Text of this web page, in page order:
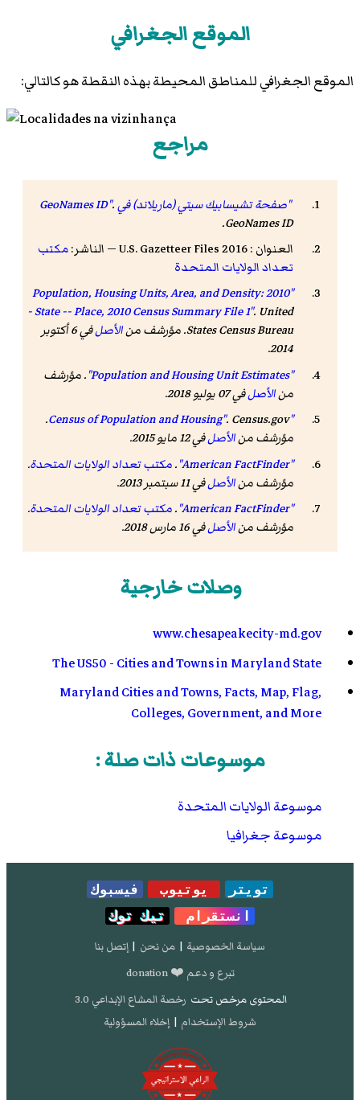
الموقع الجغرافي
الموقع الجغرافي للمناطق المحيطة بهذه النقطة هو كالتالي:
مراجع
"صفحة تشيسابيك سيتي (ماريلاند) في GeoNames ID".
GeoNames ID
.
العنوان : 2016 U.S. Gazetteer Files — الناشر:
مكتب
تعداد الولايات المتحدة
"Population, Housing Units, Area, and Density: 2010
- State -- Place, 2010 Census Summary File 1". United
States Census Bureau. مؤرشف من
الأصل
في 6 أكتوبر
2014
.
"Population and Housing Unit Estimates"
. مؤرشف
منالأصلفي 07 يوليو 2018
.
"Census of Population and Housing"
. Census.gov.
مؤرشف منالأصلفي 12 مايو 2015
.
"American FactFinder"
.مكتب تعداد الولايات المتحدة.
مؤرشف منالأصلفي 11 سبتمبر 2013
.
"American FactFinder"
.مكتب تعداد الولايات المتحدة.
مؤرشف منالأصلفي 16 مارس 2018 .
وصلات خارجية
www.chesapeakecity-md.gov
The US50 - Cities and Towns in Maryland State
Maryland Cities and Towns, Facts, Map, Flag,
Colleges, Government, and More
موسوعات ذات صلة :
موسوعة الولايات المتحدة
موسوعة جغرافيا
تويتر يوتيوب
فيسبوك
انستقرام
تيك توك
سياسة الخصوصية | من نحن | إتصل بنا
تبرع و دعم ❤️ donation
المحتوى مرخص تحت رخصة المشاع الإبداعي 3.0
شروط الإستخدام | إخلاء المسؤولية